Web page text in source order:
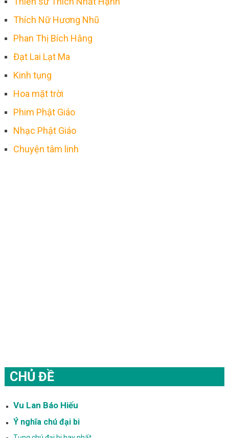
Thích Nữ Hương Nhũ
Phan Thị Bích Hằng
Đạt Lai Lạt Ma
Kinh tụng
Hoa mặt trời
Phim Phật Giáo
Nhạc Phật Giáo
Chuyện tâm linh
CHỦ ĐỀ
Vu Lan Báo Hiếu
Ý nghĩa chú đại bi